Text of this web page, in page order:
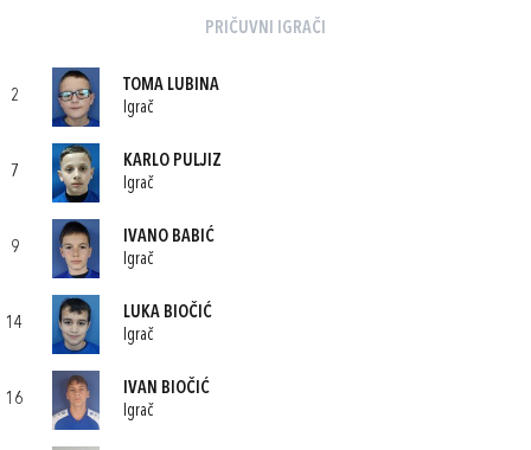
PRIČUVNI IGRAČI
2
TOMA LUBINA
Igrač
7
KARLO PULJIZ
Igrač
9
IVANO BABIĆ
Igrač
14
LUKA BIOČIĆ
Igrač
16
IVAN BIOČIĆ
Igrač